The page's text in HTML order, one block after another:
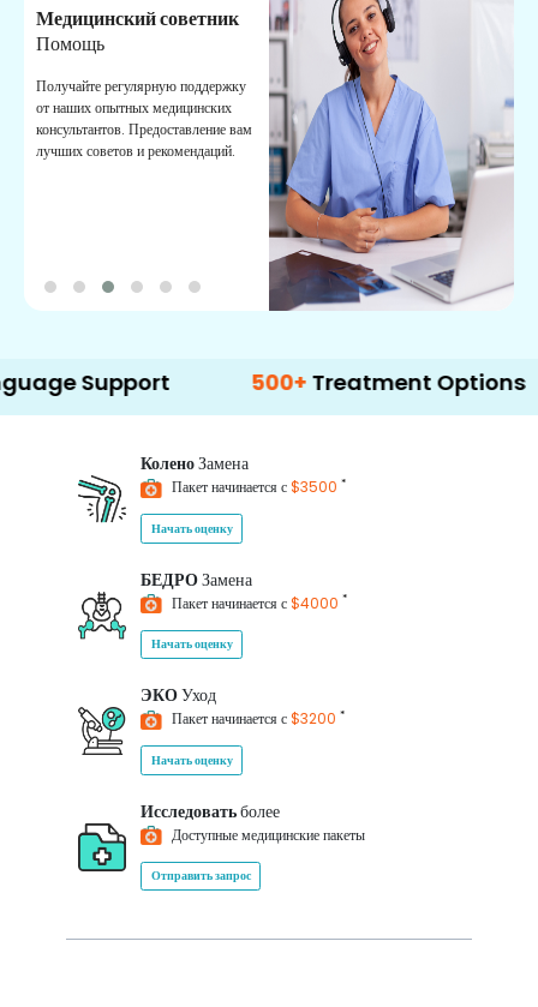
Медицинский советник
Помощь
Получайте регулярную поддержку
от наших опытных медицинских
консультантов. Предоставление вам
лучших советов и рекомендаций.
500+ Treatment Options
КоленоЗамена
Пакет начинается с$3500 *
Начать оценку
БЕДРОЗамена
Пакет начинается с$4000 *
Начать оценку
ЭКОУход
Пакет начинается с$3200 *
Начать оценку
Исследоватьболее
Доступные медицинские пакеты
Отправить запрос